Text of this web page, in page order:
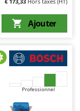
Ajouter
Professionnel